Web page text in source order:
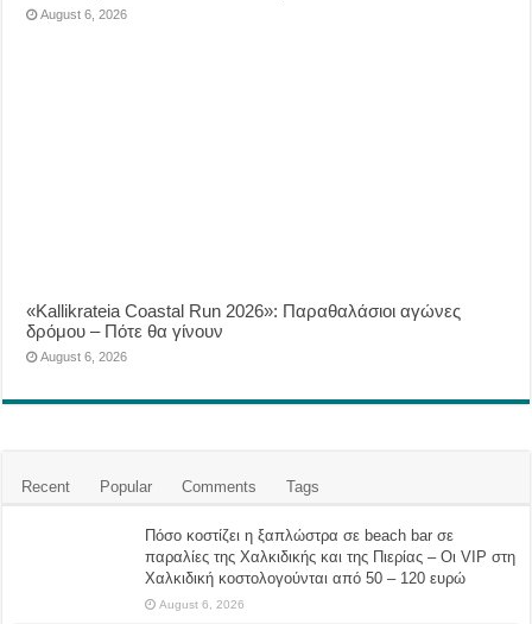
August 6, 2026
«Kallikrateia Coastal Run 2026»: Παραθαλάσιοι αγώνες
δρόμου – Πότε θα γίνουν
August 6, 2026
Recent Popular Comments Tags
Πόσο κοστίζει η ξαπλώστρα σε beach bar σε
παραλίες της Χαλκιδικής και της Πιερίας – Οι VIP στη
Χαλκιδική κοστολογούνται από 50 – 120 ευρώ
August 6, 2026